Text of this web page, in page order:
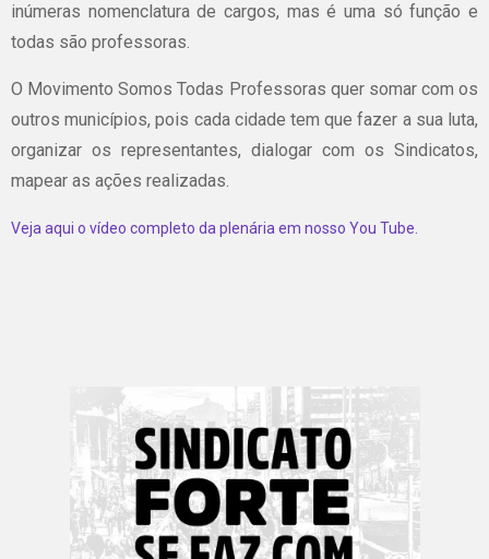
inúmeras nomenclatura de cargos, mas é uma só função e
todas são professoras.
O Movimento Somos Todas Professoras quer somar com os
outros municípios, pois cada cidade tem que fazer a sua luta,
organizar os representantes, dialogar com os Sindicatos,
mapear as ações realizadas.
Veja aqui o vídeo completo da plenária em nosso You Tube.